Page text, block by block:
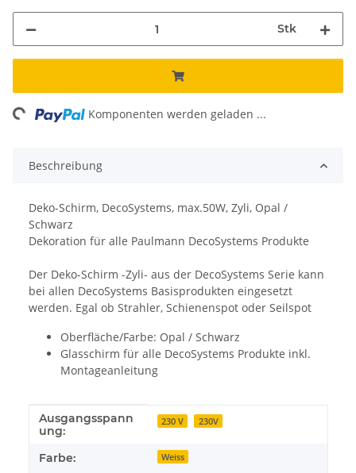
Stk
Komponenten werden geladen ...
Beschreibung
Deko-Schirm, DecoSystems, max.50W, Zyli, Opal /
Schwarz
Dekoration für alle Paulmann DecoSystems Produkte
Der Deko-Schirm -Zyli- aus der DecoSystems Serie kann
bei allen DecoSystems Basisprodukten eingesetzt
werden. Egal ob Strahler, Schienenspot oder Seilspot
Oberfläche/Farbe: Opal / Schwarz
Glasschirm für alle DecoSystems Produkte inkl.
Montageanleitung
Produkteigenschaft
Wert
Ausgangsspann
ung:
230 V 230V
Farbe: Weiss